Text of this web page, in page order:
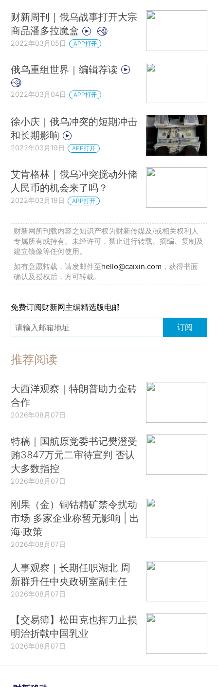
财新周刊｜俄乌战事打开大宗
商品潘多拉魔盒
2022年03月05日 APP打开
俄乌重组世界｜编辑荐读
2022年03月04日 APP打开
徐小庆｜俄乌冲突的短期冲击
和长期影响
2022年03月19日 APP打开
艾肯格林｜俄乌冲突搅动外储
人民币的机会来了吗？
2022年03月19日 APP打开
财新网所刊载内容之知识产权为财新传媒及/或相关权利人
专属所有或持有。未经许可，禁止进行转载、摘编、复制及
建立镜像等任何使用。
如有意愿转载，请发邮件至hello@caixin.com ，获得书面
确认及授权后，方可转载。
免费订阅财新网主编精选版电邮
订阅
推荐阅读
大西洋观察｜特朗普助力金砖
合作
2026年08月07日
特稿｜国航原党委书记樊澄受
贿3847万元二审待宣判 否认
大多数指控
2026年08月07日
刚果（金）铜钴精矿禁令扰动
市场 多家企业称暂无影响 | 出
海·政策
2026年08月07日
人事观察｜长期任职湖北 周
新群升任中央政研室副主任
2026年08月07日
【交易簿】松田克也挥刀止损
明治折戟中国乳业
2026年08月07日